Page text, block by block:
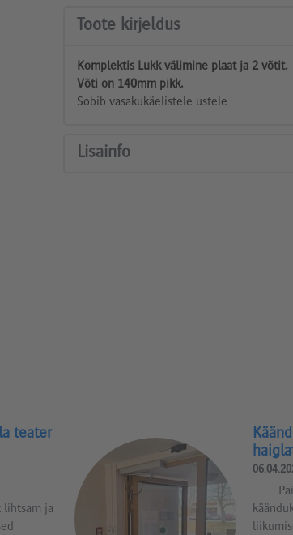
Toote kirjeldus
Komplektis Lukk välimine plaat ja 2 võtit.
Võti on 140mm pikk.
Sobib vasakukäelistele ustele
Lisainfo
teater
lihtsam ja